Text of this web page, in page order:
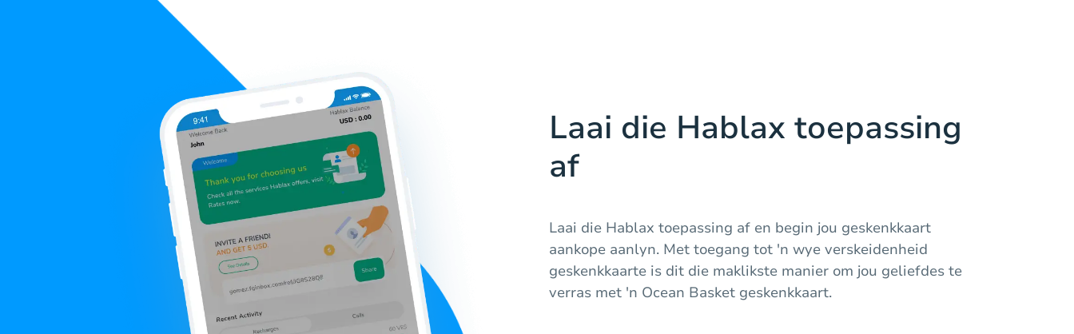
Laai die Hablax toepassing
af
Laai die Hablax toepassing af en begin jou geskenkkaart
aankope aanlyn. Met toegang tot 'n wye verskeidenheid
geskenkkaarte is dit die maklikste manier om jou geliefdes te
verras met 'n Ocean Basket geskenkkaart.